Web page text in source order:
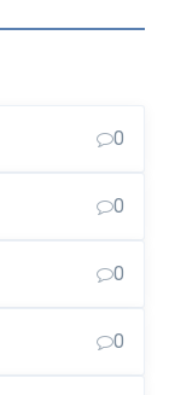
0
0
0
0